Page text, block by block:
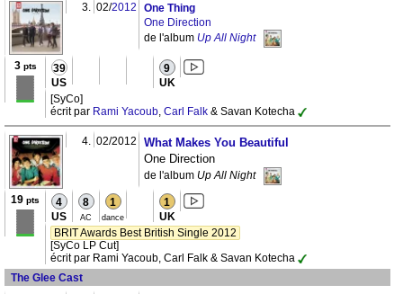
3. 02/2012
One Thing
One Direction
de l'album Up All Night
3pts 39
US
9
UK
[SyCo]
écrit par Rami Yacoub, Carl Falk & Savan Kotecha
4. 02/2012
What Makes You Beautiful
One Direction
de l'album Up All Night
19 pts 4
US
8
AC
1
dance
1
UK
BRIT Awards Best British Single 2012
[SyCo LP Cut]
écrit par Rami Yacoub, Carl Falk & Savan Kotecha
The Glee Cast